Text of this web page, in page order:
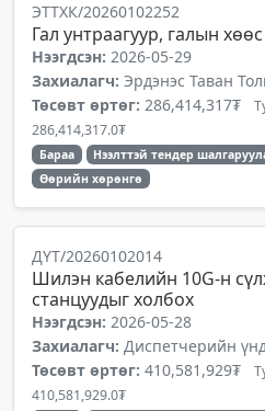
ЭТТХК/20260102252
Гал унтраагуур, галын хөөс
Нээгдсэн: 2026-05-29
Захиалагч: Эрдэнэс Таван
Төсөвт өртөг: 286,414,317₮
286,414,317.0₮
Бараа
Нээлттэй тендер
Өөрийн хөрөнгө
ДҮТ/20260102014
Шилэн кабелийн 10G-н
станцуудыг холбох
Нээгдсэн: 2026-05-28
Захиалагч: Диспетчерийн
Төсөвт өртөг: 410,581,929₮
410,581,929.0₮